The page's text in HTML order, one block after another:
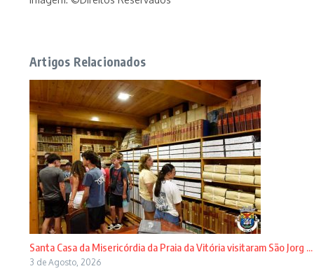
Artigos Relacionados
Santa Casa da Misericórdia da Praia da Vitória visitaram São Jorg ...
3 de Agosto, 2026